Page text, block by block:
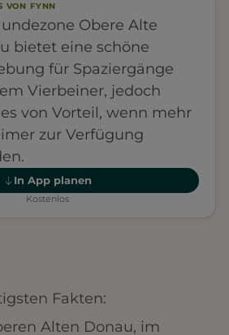
VON FYNN
Obere Alte
bietet eine schöne
für Spaziergänge
Vierbeiner, jedoch
von Vorteil, wenn mehr
zur Verfügung
In App planen
Kostenlos
Fakten:
Alten Donau, im